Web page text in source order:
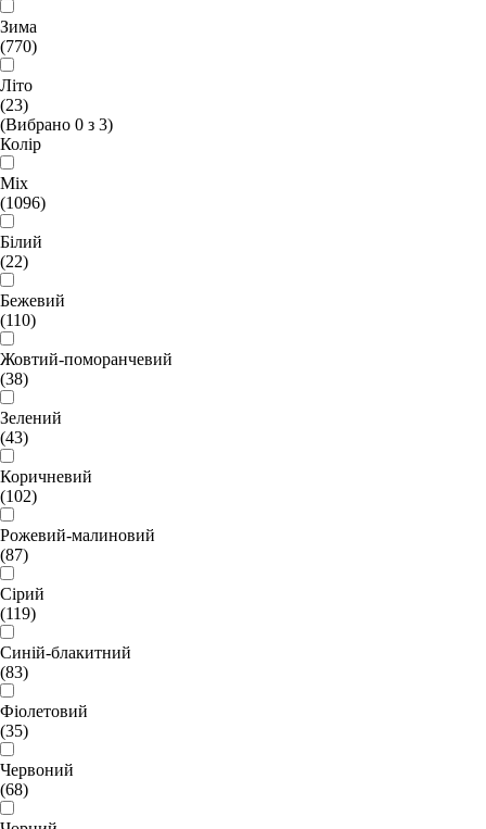
Зима
(770)
Літо
(23)
(Вибрано 0 з 3)
Колір
Mix
(1096)
Білий
(22)
Бежевий
(110)
Жовтий-поморанчевий
(38)
Зелений
(43)
Коричневий
(102)
Рожевий-малиновий
(87)
Сірий
(119)
Синій-блакитний
(83)
Фіолетовий
(35)
Червоний
(68)